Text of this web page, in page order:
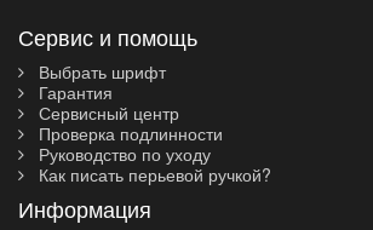
Сервис и помощь
Выбрать шрифт
Гарантия
Сервисный центр
Проверка подлинности
Руководство по уходу
Как писать перьевой ручкой?
Информация